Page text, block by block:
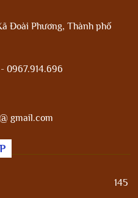
Đoài Phương, Thành phố
0967.914.696
gmail.com
145